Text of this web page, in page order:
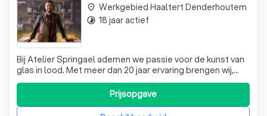
Bij Atelier Springael ademen we passie voor de kunst van
glas in lood. Met meer dan 20 jaar ervaring brengen wij,
onder leiding van Bert Springael, een frisse en moderne
kijk op deze eeuwenoude ambacht. Ons atelier in
Huizingen staat bekend om zijn creatieve en unieke
benadering van zowel nieuwe cre
Prijsopgave
place Werkgebied Haaltert Denderhoutem
timelapse 18 jaar actief